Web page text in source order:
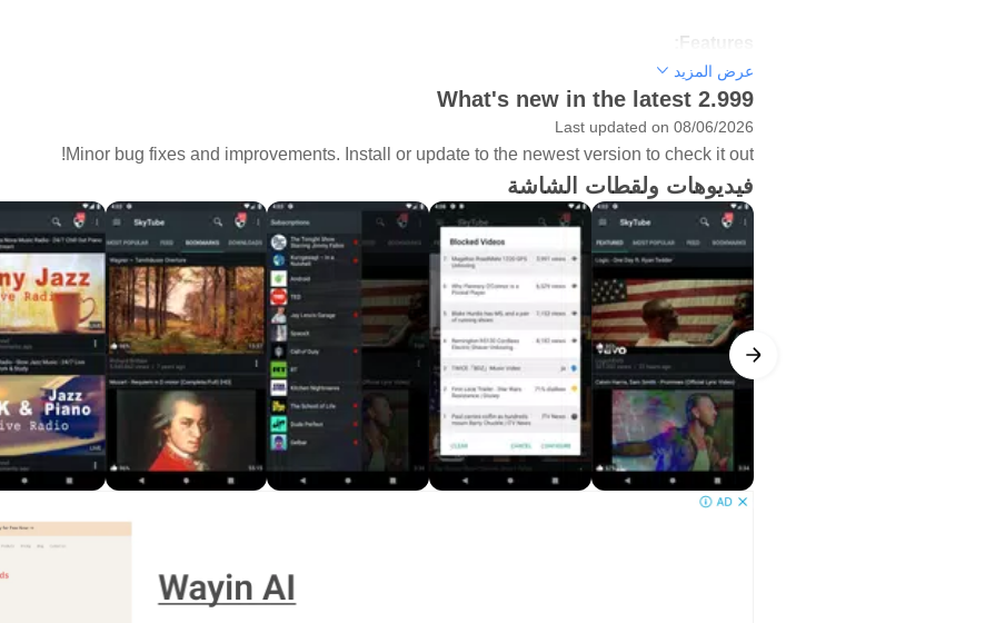
Features:
- Block unwanted videos.
- Explore trending videos and channels.
- Free and ad-free
عرض المزيد
What's new in the latest 2.999
Last updated on 08/06/2026
Minor bug fixes and improvements. Install or update to the newest version to check it out!
فيديوهات ولقطات الشاشة